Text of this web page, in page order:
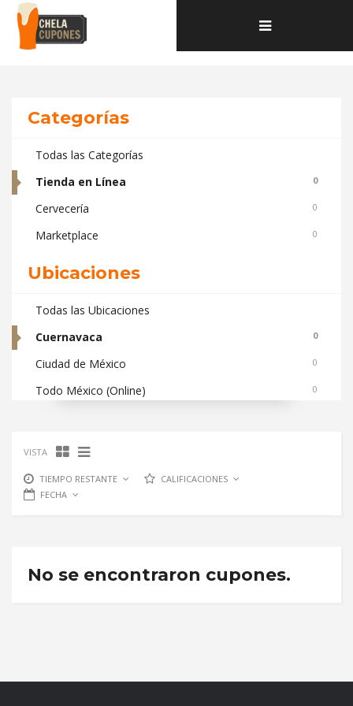
Toggle
navigation
Home
Deals and coupons de la categoría Tienda en Línea ubicados en
Cuernavaca
Categorías
Todas las Categorías
Tienda en Línea
0
Cervecería 0
Marketplace 0
Ubicaciones
Todas las Ubicaciones
Cuernavaca
0
Ciudad de México 0
Todo México (Online) 0
VISTA
TIEMPO RESTANTE
CALIFICACIONES
FECHA
No se encontraron cupones.